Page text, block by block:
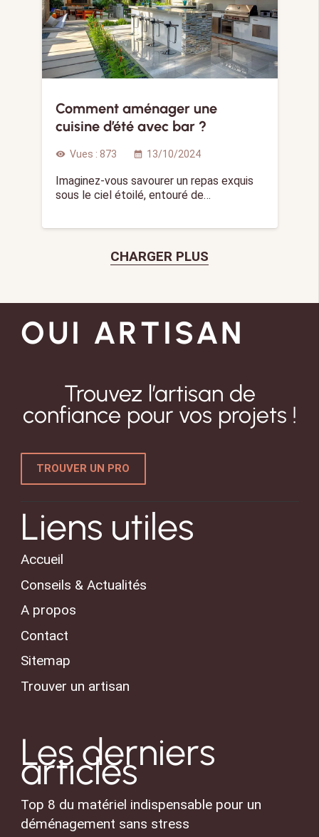
Comment aménager une
cuisine d’été avec bar ?
visibility Vues : 873 calendar_month 13/10/2024
Imaginez-vous savourer un repas exquis
sous le ciel étoilé, entouré de…
CHARGER PLUS
OUI ARTISAN
Trouvez l’artisan de
confiance pour vos projets !
TROUVER UN PRO
Liens utiles
Accueil
Conseils & Actualités
A propos
Contact
Sitemap
Trouver un artisan
Les derniers
articles
Top 8 du matériel indispensable pour un
déménagement sans stress